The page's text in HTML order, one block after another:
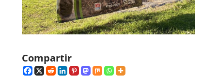
Compartir